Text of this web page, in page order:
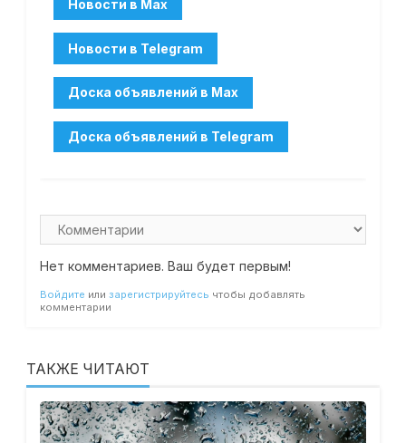
Нет комментариев. Ваш будет первым!
Войдите или зарегистрируйтесь чтобы добавлять
комментарии
ТАКЖЕ ЧИТАЮТ